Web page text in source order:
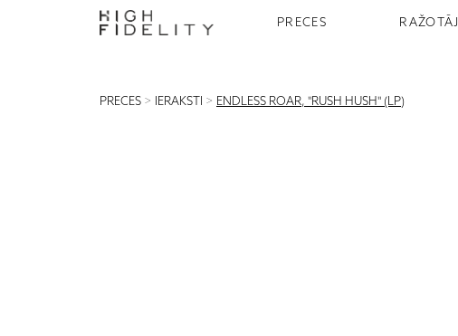
PRECES RAŽOTĀJI
PRECES > IERAKSTI > ENDLESS ROAR, "RUSH HUSH" (LP)